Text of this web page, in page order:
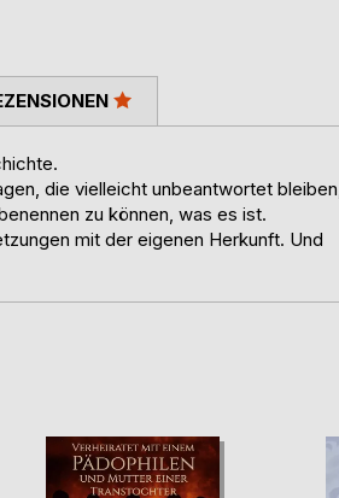
die vielleicht unbeantwortet
zu können, was es ist.
mit der eigenen Herkunft. Und